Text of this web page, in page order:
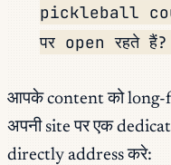
pickleball
पर open रहते हैं?
आपके content को long-
अपनी site पर एक
directly address करे: